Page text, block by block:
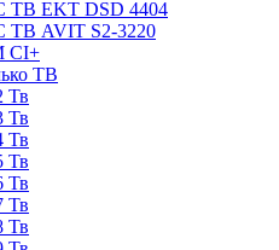
ТВ EKT DSD 4404
ТВ AVIT S2-3220
CI+
ТВ
Тв
Тв
Тв
Тв
Тв
Тв
Тв